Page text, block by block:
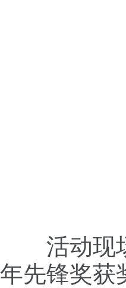
活动现
年先锋奖获